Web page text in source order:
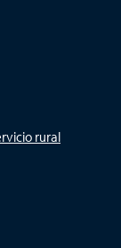
rural